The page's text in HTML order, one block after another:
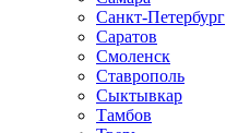
Санкт-Петербург
Саратов
Смоленск
Ставрополь
Сыктывкар
Тамбов